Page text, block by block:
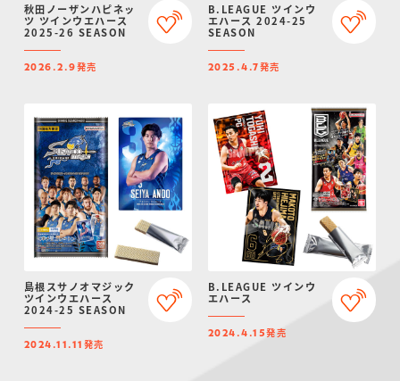
秋田ノーザンハピネッ
ツ ツインウエハース
2025-26 SEASON
2026.2.9発売
B.LEAGUE ツインウ
エハース 2024-25
SEASON
2025.4.7発売
島根スサノオマジック
ツインウエハース
2024-25 SEASON
2024.11.11 発売
B.LEAGUE ツインウ
エハース
2024.4.15発売